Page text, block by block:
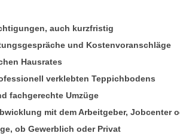
auch kurzfristig
und Kostenvoranschläge
Hausrates
verklebten Teppichbodens
fachgerechte Umzüge
mit dem Arbeitgeber, Jobcenter
ob Gewerblich oder Privat